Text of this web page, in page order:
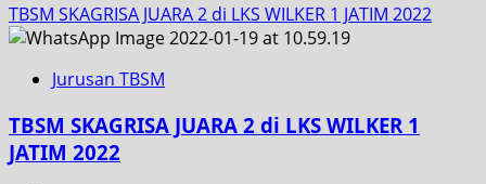
TBSM SKAGRISA JUARA 2 di LKS WILKER 1 JATIM 2022
Jurusan TBSM
TBSM SKAGRISA JUARA 2 di LKS WILKER 1
JATIM 2022